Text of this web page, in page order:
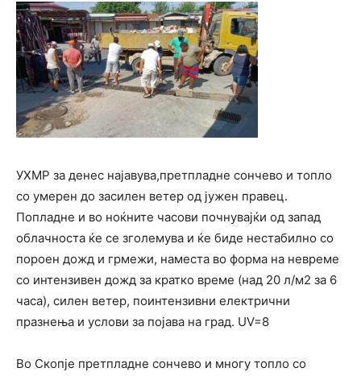
УХМР за денес најавува,претпладне сончево и топло
со умерен до засилен ветер од јужен правец.
Попладне и во ноќните часови почнувајќи од запад
облачноста ќе се зголемува и ќе биде нестабилно со
пороен дожд и грмежи, наместа во форма на невреме
со интензивен дожд за кратко време (над 20 л/м2 за 6
часа), силен ветер, поинтензивни електрични
празнења и услови за појава на град. UV=8
Во Скопје претпладне сончево и многу топло со